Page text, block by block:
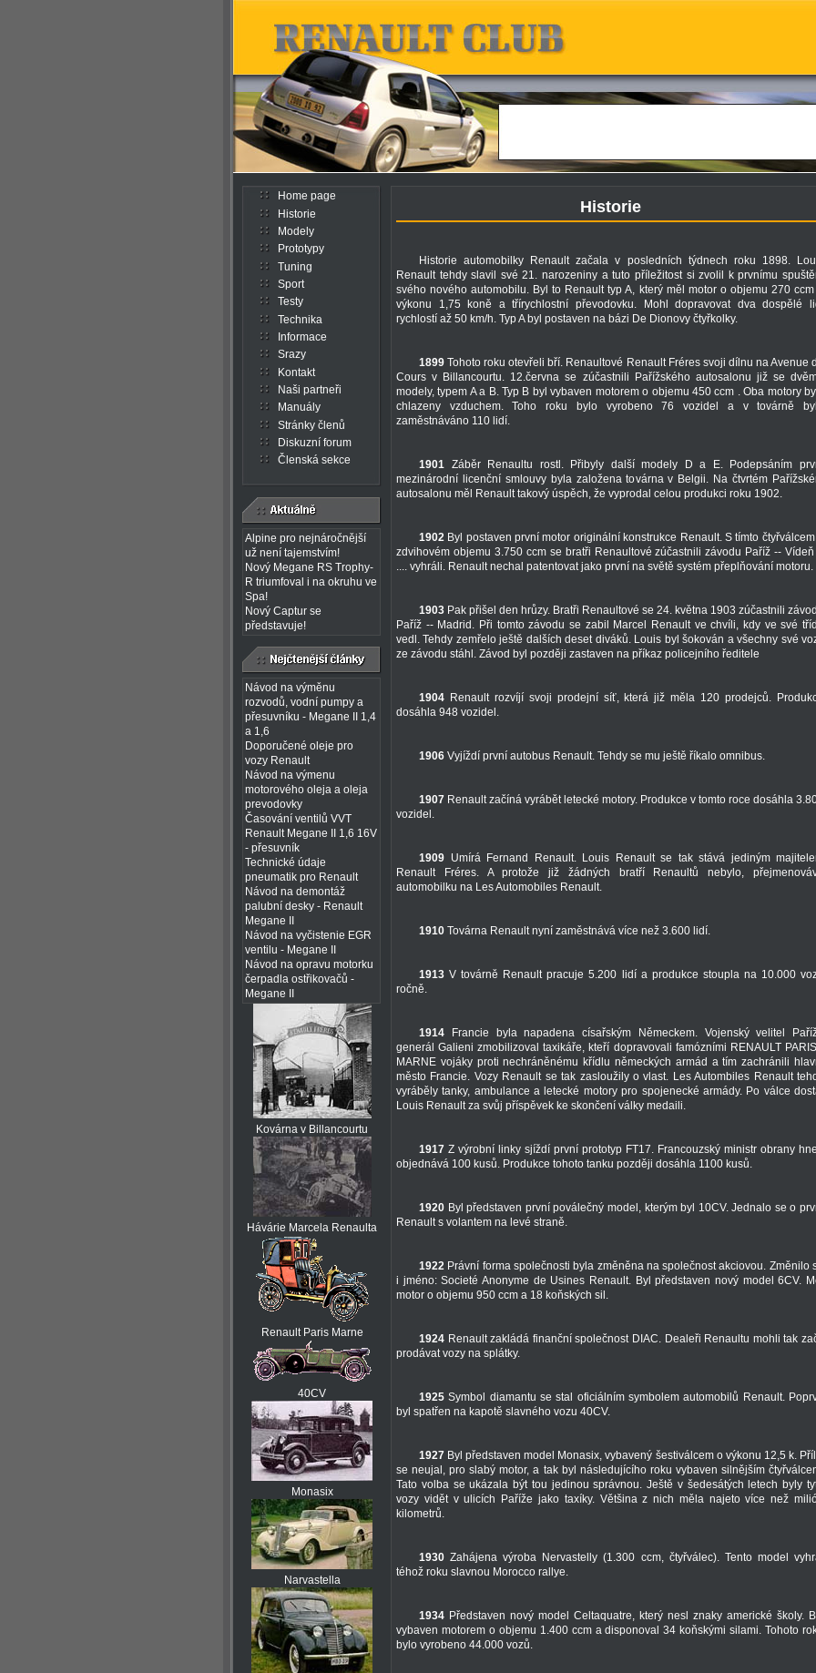
Home page
Historie
Modely
Prototypy
Tuning
Sport
Testy
Technika
Informace
Srazy
Kontakt
Naši partneři
Manuály
Stránky členů
Diskuzní forum
Členská sekce
Alpine pro nejnáročnější
už není tajemstvím!
Nový Megane RS Trophy-
R triumfoval i na okruhu ve
Spa!
Nový Captur se
představuje!
Návod na výměnu
rozvodů, vodní pumpy a
přesuvníku - Megane II 1,4
a 1,6
Doporučené oleje pro
vozy Renault
Návod na výmenu
motorového oleja a oleja
prevodovky
Časování ventilů VVT
Renault Megane II 1,6 16V
- přesuvník
Technické údaje
pneumatik pro Renault
Návod na demontáž
palubní desky - Renault
Megane II
Návod na vyčistenie EGR
ventilu - Megane II
Návod na opravu motorku
čerpadla ostřikovačů -
Megane II
Kovárna v Billancourtu
Hávárie Marcela Renaulta
Renault Paris Marne
40CV
Monasix
Narvastella
Historie
Historie automobilky Renault začala v posledních týdnech roku 1898.
Renault tehdy slavil své 21. narozeniny a tuto příležitost si zvolil k prvnímu
svého nového automobilu. Byl to Renault typ A, který měl motor o objemu 270
výkonu 1,75 koně a třírychlostní převodovku. Mohl dopravovat dva dospělé
rychlostí až 50 km/h. Typ A byl postaven na bázi De Dionovy čtyřkolky.
1899 Tohoto roku otevřeli bří. Renaultové Renault Fréres svoji dílnu na Avenue
Cours v Billancourtu. 12.června se zúčastnili Pařížského autosalonu již se
modely, typem A a B. Typ B byl vybaven motorem o objemu 450 ccm . Oba motory
chlazeny vzduchem. Toho roku bylo vyrobeno 76 vozidel a v továrně
zaměstnáváno 110 lidí.
1901 Záběr Renaultu rostl. Přibyly další modely D a E. Podepsáním
mezinárodní licenční smlouvy byla založena továrna v Belgii. Na čtvrtém
autosalonu měl Renault takový úspěch, že vyprodal celou produkci roku 1902.
1902 Byl postaven první motor originální konstrukce Renault. S tímto
zdvihovém objemu 3.750 ccm se bratři Renaultové zúčastnili závodu Paříž --
.... vyhráli. Renault nechal patentovat jako první na světě systém přeplňování motoru.
1903 Pak přišel den hrůzy. Bratři Renaultové se 24. května 1903 zúčastnili
Paříž -- Madrid. Při tomto závodu se zabil Marcel Renault ve chvíli, kdy ve své
vedl. Tehdy zemřelo ještě dalších deset diváků. Louis byl šokován a všechny své
ze závodu stáhl. Závod byl později zastaven na příkaz policejního ředitele
1904 Renault rozvíjí svoji prodejní síť, která již měla 120 prodejců.
dosáhla 948 vozidel.
1906 Vyjíždí první autobus Renault. Tehdy se mu ještě říkalo omnibus.
1907 Renault začíná vyrábět letecké motory. Produkce v tomto roce dosáhla
vozidel.
1909 Umírá Fernand Renault. Louis Renault se tak stává jediným
Renault Fréres. A protože již žádných bratří Renaultů nebylo,
automobilku na Les Automobiles Renault.
1910 Továrna Renault nyní zaměstnává více než 3.600 lidí.
1913 V továrně Renault pracuje 5.200 lidí a produkce stoupla na 10.000
ročně.
1914 Francie byla napadena císařským Německem. Vojenský velitel
generál Galieni zmobilizoval taxikáře, kteří dopravovali famózními RENAULT
MARNE vojáky proti nechráněnému křídlu německých armád a tím zachránili
město Francie. Vozy Renault se tak zasloužily o vlast. Les Autombiles Renault
vyráběly tanky, ambulance a letecké motory pro spojenecké armády. Po válce
Louis Renault za svůj příspěvek ke skončení války medaili.
1917 Z výrobní linky sjíždí první prototyp FT17. Francouzský ministr obrany
objednává 100 kusů. Produkce tohoto tanku později dosáhla 1100 kusů.
1920 Byl představen první poválečný model, kterým byl 10CV. Jednalo se o
Renault s volantem na levé straně.
1922 Právní forma společnosti byla změněna na společnost akciovou. Změnilo
i jméno: Societé Anonyme de Usines Renault. Byl představen nový model 6CV.
motor o objemu 950 ccm a 18 koňských sil.
1924 Renault zakládá finanční společnost DIAC. Dealeři Renaultu mohli tak
prodávat vozy na splátky.
1925 Symbol diamantu se stal oficiálním symbolem automobilů Renault.
byl spatřen na kapotě slavného vozu 40CV.
1927 Byl představen model Monasix, vybavený šestiválcem o výkonu 12,5 k.
se neujal, pro slabý motor, a tak byl následujícího roku vybaven silnějším
Tato volba se ukázala být tou jedinou správnou. Ještě v šedesátých letech byly
vozy vidět v ulicích Paříže jako taxíky. Většina z nich měla najeto více než
kilometrů.
1930 Zahájena výroba Nervastelly (1.300 ccm, čtyřválec). Tento model
téhož roku slavnou Morocco rallye.
1934 Představen nový model Celtaquatre, který nesl znaky americké školy.
vybaven motorem o objemu 1.400 ccm a disponoval 34 koňskými silami. Tohoto
bylo vyrobeno 44.000 vozů.